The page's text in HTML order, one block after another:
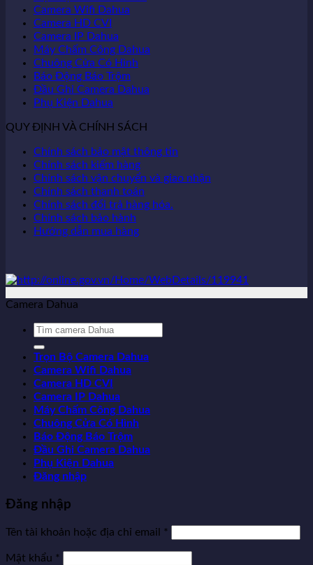
Camera Wifi Dahua
Camera HD CVI
Camera IP Dahua
Máy Chấm Công Dahua
Chuông Cửa Có Hình
Báo Động Báo Trộm
Đầu Ghi Camera Dahua
Phụ Kiện Dahua
QUY ĐỊNH VÀ CHÍNH SÁCH
Chính sách bảo mật thông tin
Chính sách kiểm hàng
Chính sách vận chuyển và giao nhận
Chính sách thanh toán
Chính sách đổi trả hàng hóa.
Chính sách bảo hành
Hướng dẫn mua hàng
Camera Dahua
Tìm
Trọn Bộ Camera Dahua
Camera Wifi Dahua
Camera HD CVI
Camera IP Dahua
Máy Chấm Công Dahua
Chuông Cửa Có Hình
Báo Động Báo Trộm
Đầu Ghi Camera Dahua
Phụ Kiện Dahua
Đăng nhập
Đăng nhập
Tên tài khoản hoặc địa chỉ email *
Mật khẩu *